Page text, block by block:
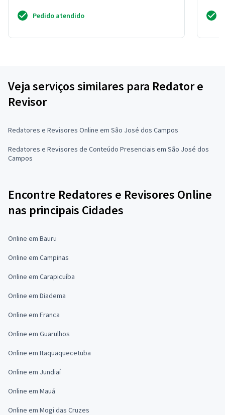
Pedido atendido
Veja serviços similares para Redator e
Revisor
Redatores e Revisores Online em São José dos Campos
Redatores e Revisores de Conteúdo Presenciais em São José dos
Campos
Encontre Redatores e Revisores Online
nas principais Cidades
Online em Bauru
Online em Campinas
Online em Carapicuíba
Online em Diadema
Online em Franca
Online em Guarulhos
Online em Itaquaquecetuba
Online em Jundiaí
Online em Mauá
Online em Mogi das Cruzes